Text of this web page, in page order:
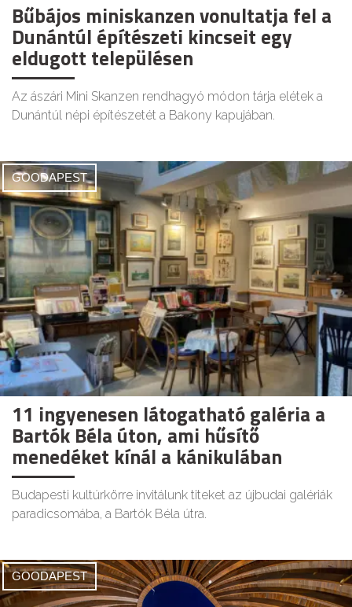
Bűbájos miniskanzen vonultatja fel a
Dunántúl építészeti kincseit egy
eldugott településen
Az ászári Mini Skanzen rendhagyó módon tárja elétek a
Dunántúl népi építészetét a Bakony kapujában.
GOODAPEST
11 ingyenesen látogatható galéria a
Bartók Béla úton, ami hűsítő
menedéket kínál a kánikulában
Budapesti kultúrkörre invitálunk titeket az újbudai galériák
paradicsomába, a Bartók Béla útra.
GOODAPEST